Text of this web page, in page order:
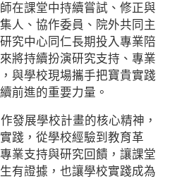
在課堂中持續嘗試、修正與
人、協作委員、院外共同主
究中心同仁長期投入專業陪
將持續扮演研究支持、專業
與學校現場攜手把寶貴實踐
前進的重要力量。
展學校計畫的核心精神，
踐，從學校經驗到教育革
業支持與研究回饋，讓課堂
有證據，也讓學校實踐成為